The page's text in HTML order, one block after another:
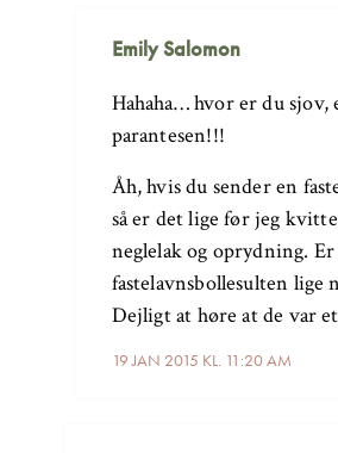
Emily Salomon
19 JAN 2015 KL. 11:20 AM
Hahaha… hvor er du sjov,
parantesen!!!
Åh, hvis du sender en
så er det lige før jeg
neglelak og oprydning.
fastelavnsbollesulten lige
Dejligt at høre at de var